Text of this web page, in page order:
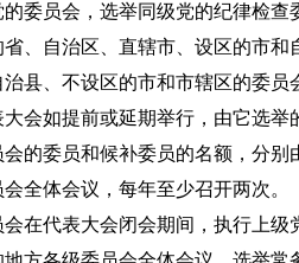
员会，选举同级党的纪律检查
自治区、直辖市、设区的市和自
、不设区的市和市辖区的委员
如提前或延期举行，由它选举
委员和候补委员的名额，分别
体会议，每年至少召开两次。
代表大会闭会期间，执行上级